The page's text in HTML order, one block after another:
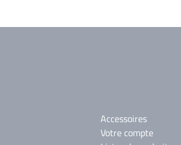
Accessoires
Votre compte